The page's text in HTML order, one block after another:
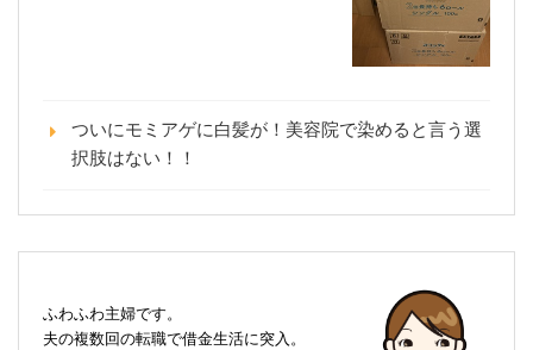
ついにモミアゲに白髪が！美容院で染めると言う選
択肢はない！！
ふわふわ主婦です。
夫の複数回の転職で借金生活に突入。